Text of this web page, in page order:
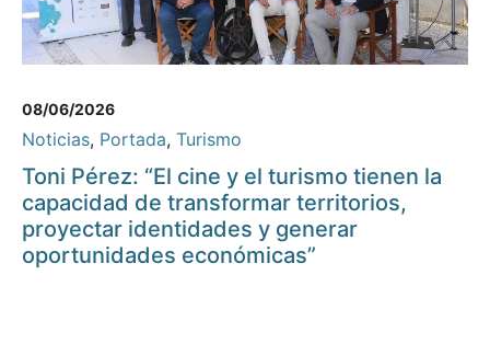
08/06/2026
Noticias, Portada, Turismo
Toni Pérez: “El cine y el turismo tienen la
capacidad de transformar territorios,
proyectar identidades y generar
oportunidades económicas”